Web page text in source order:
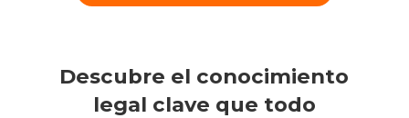
Descubre el conocimiento
legal clave que todo